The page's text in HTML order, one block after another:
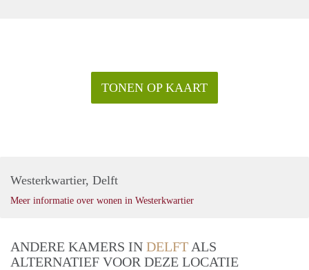
TONEN OP KAART
Westerkwartier, Delft
Meer informatie over wonen in Westerkwartier
ANDERE KAMERS IN DELFT ALS
ALTERNATIEF VOOR DEZE LOCATIE